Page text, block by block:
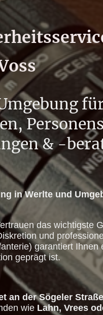
& -
in Werlte und
das wichtigste
und
garantiert Ihnen
geprägt ist.
an der Sögeler Straße
wie Lahn, Vrees